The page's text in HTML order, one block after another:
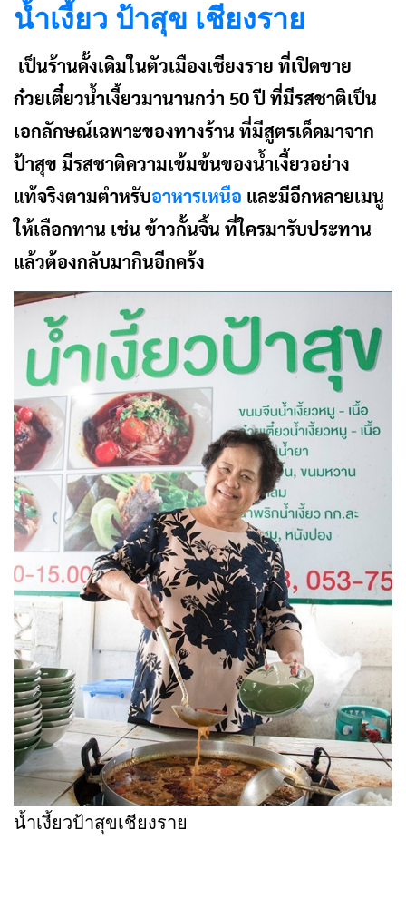
น้ำเงี้ยว ป้าสุข เชียงราย
เป็นร้านดั้งเดิมในตัวเมืองเชียงราย ที่เปิดขาย
ก๋วยเตี๋ยวน้ำเงี้ยวมานานกว่า 50 ปี ที่มีรสชาติเป็น
เอกลักษณ์เฉพาะของทางร้าน ที่มีสูตรเด็ดมาจาก
ป้าสุข มีรสชาติความเข้มข้นของน้ำเงี้ยวอย่าง
แท้จริงตามตำหรับอาหารเหนือ และมีอีกหลายเมนู
ให้เลือกทาน เช่น ข้าวกั้นจิ้น ที่ใครมารับประทาน
แล้วต้องกลับมากินอีกคร้ง
น้ำเงี้ยวป้าสุขเชียงราย